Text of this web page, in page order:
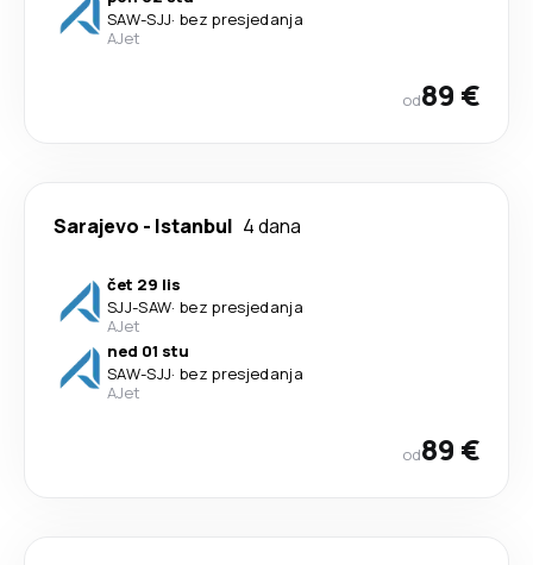
SAW-SJJ· bez presjedanja
AJet
od89 €
Sarajevo - Istanbul 4 dana
čet 29 lis
SJJ-SAW· bez presjedanja
AJet
ned 01 stu
SAW-SJJ· bez presjedanja
AJet
od89 €